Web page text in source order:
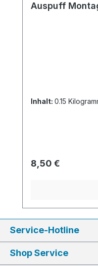
Auspuff
Inhalt: 0.15
Regulärer Preis:
8,50 €
Service-Hotline
Shop Service